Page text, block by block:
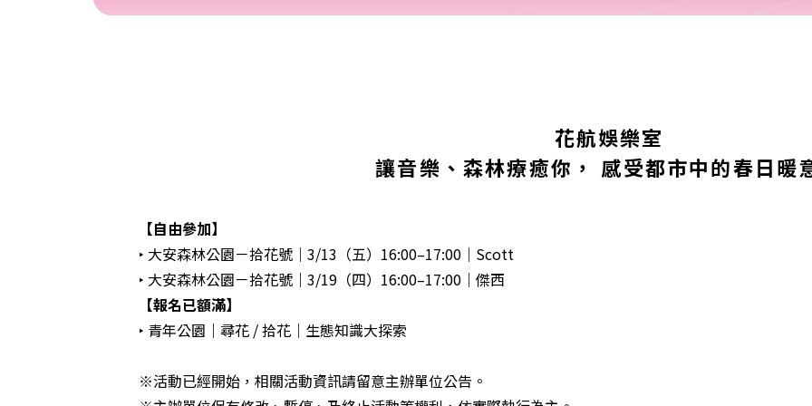
花航娛樂室
讓音樂、森林療癒你， 感受都市中的春日暖
【自由參加】
‣ 大安森林公園－拾花號｜3/13（五）16:00–17:00｜Scott
‣ 大安森林公園－拾花號｜3/19（四）16:00–17:00｜傑西
【報名已額滿】
‣ 青年公園｜尋花 / 拾花｜生態知識大探索
※活動已經開始，相關活動資訊請留意主辦單位公告。